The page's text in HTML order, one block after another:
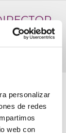
personalizar
de redes
web con
VALERO,
CADENA
de los